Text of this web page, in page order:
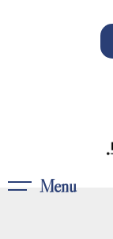
Menu